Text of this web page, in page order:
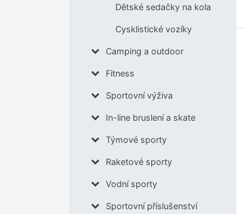
Dětské sedačky na kola
Cysklistické vozíky
Camping a outdoor
Fitness
Sportovní výživa
In-line bruslení a skate
Týmové sporty
Raketové sporty
Vodní sporty
Sportovní příslušenství